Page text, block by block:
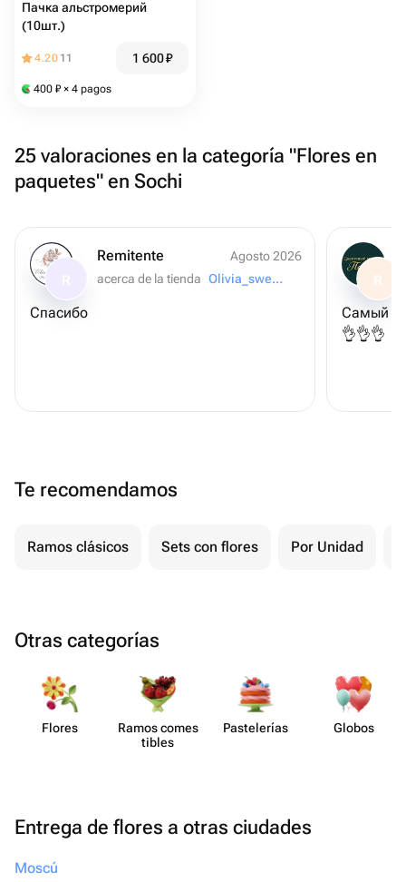
Пачка альстромерий
(10шт.)
4.20 11 1 600₽
400 ₽ × 4 pagos
25 valoraciones en la categoría "Flores en
paquetes" en Sochi
Remitente
Agosto 2026
acerca de la tienda
Olivia_sweets__
Спасибо
R
Самый
👌👌👌
Te recomendamos
Ramos clásicos Sets con flores Por Unidad
Otras categorías
Flores
Ramos comes​
tibles
Paste​lerías Globos
Entrega de flores a otras ciudades
Moscú